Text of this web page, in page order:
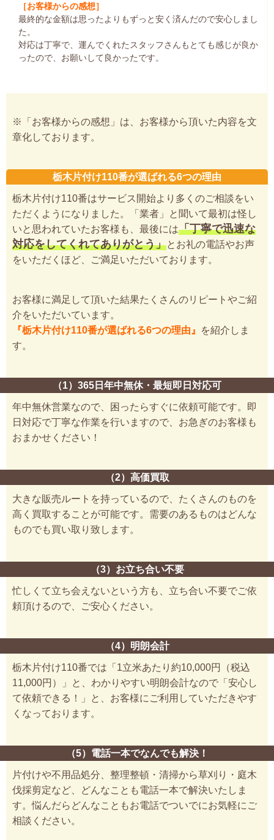
［お客様からの感想］
最終的な金額は思ったよりもずっと安く済んだので安心しまし
た。
対応は丁寧で、運んでくれたスタッフさんもとても感じが良か
ったので、お願いして良かったです。
※「お客様からの感想」は、お客様から頂いた内容を文
章化しております。
栃木片付け110番が選ばれる6つの理由
栃木片付け110番はサービス開始より多くのご相談をい
ただくようになりました。「業者」と聞いて最初は怪し
いと思われていたお客様も、最後には「丁寧で迅速な
対応をしてくれてありがとう」とお礼の電話やお声
をいただくほど、ご満足いただいております。
お客様に満足して頂いた結果たくさんのリピートやご紹
介をいただいています。
『栃木片付け110番が選ばれる6つの理由』
を紹介しま
す。
（1）365日年中無休・最短即日対応可
年中無休営業なので、困ったらすぐに依頼可能です。即
日対応で丁寧な作業を行いますので、お急ぎのお客様も
おまかせください！
（2）高価買取
大きな販売ルートを持っているので、たくさんのものを
高く買取することが可能です。需要のあるものはどんな
ものでも買い取り致します。
（3）お立ち合い不要
忙しくて立ち会えないという方も、立ち合い不要でご依
頼頂けるので、ご安心ください。
（4）明朗会計
栃木片付け110番では「1立米あたり約10,000円（税込
11,000円）」と、わかりやすい明朗会計なので「安心し
て依頼できる！」と、お客様にご利用していただきやす
くなっております。
（5）電話一本でなんでも解決！
片付けや不用品処分、整理整頓・清掃から草刈り・庭木
伐採剪定など、どんなことも電話一本で解決いたしま
す。悩んだらどんなこともお電話でついでにお気軽にご
相談ください。